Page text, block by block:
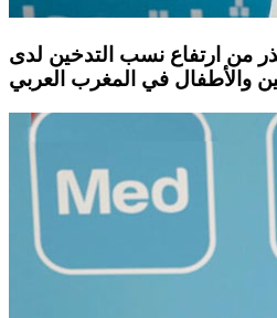
من ارتفاع نسب التدخين لدى
والأطفال في المغرب العربي